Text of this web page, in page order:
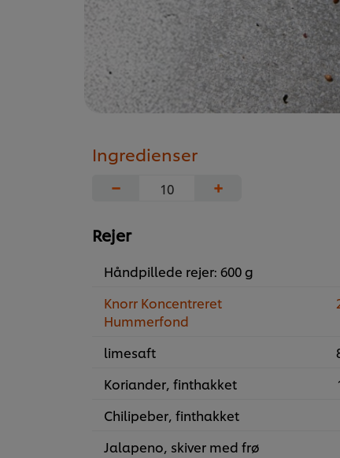
Ingredienser
−
+
Rejer
Håndpillede rejer: 600 g
Knorr Koncentreret
Hummerfond
limesaft
Koriander, finthakket
Chilipeber, finthakket
Jalapeno, skiver med frø